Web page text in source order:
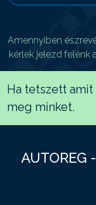
Amennyiben
kérlek jelezd felénk
Ha tetszett
meg minket.